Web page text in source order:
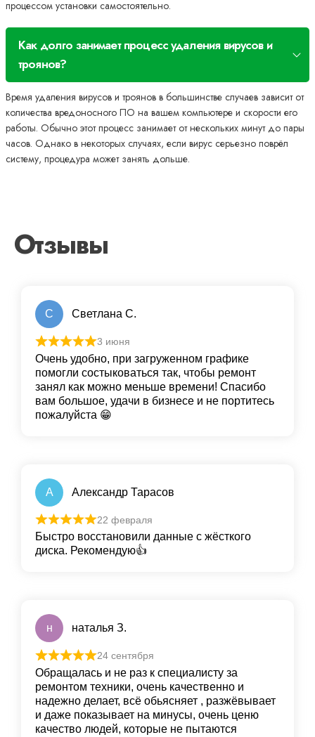
процессом установки самостоятельно.
Как долго занимает процесс удаления вирусов и
троянов?
Время удаления вирусов и троянов в большинстве случаев зависит от
количества вредоносного ПО на вашем компьютере и скорости его
работы. Обычно этот процесс занимает от нескольких минут до пары
часов. Однако в некоторых случаях, если вирус серьезно поврёл
систему, процедура может занять дольше.
Отзывы
С Светлана С.
3 июня
Очень удобно, при загруженном графике
помогли состыковаться так, чтобы ремонт
занял как можно меньше времени! Спасибо
вам большое, удачи в бизнесе и не портитесь
пожалуйста 😁
А Александр Тарасов
22 февраля
Быстро восстановили данные с жёсткого
диска. Рекомендую👍
н наталья З.
24 сентября
Обращалась и не раз к специалисту за
ремонтом техники, очень качественно и
надежно делает, всё обьясняет , разжёвывает
и даже показывает на минусы, очень ценю
качество людей, которые не пытаются